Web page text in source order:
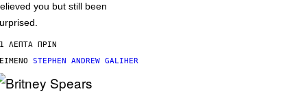
you but still been
ΛΕΠΤΆ ΠΡΙΝ
STEPHEN ANDREW GALIHER